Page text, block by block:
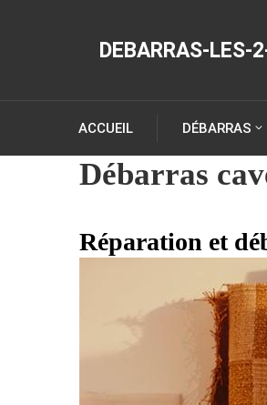
DEBARRAS-LES-
ACCUEIL DÉBARRAS
Débarras
Réparation et